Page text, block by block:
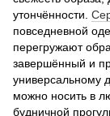
утончённости.
повседневной
перегружают
завершённый и
универсальному
можно носить в
будничной